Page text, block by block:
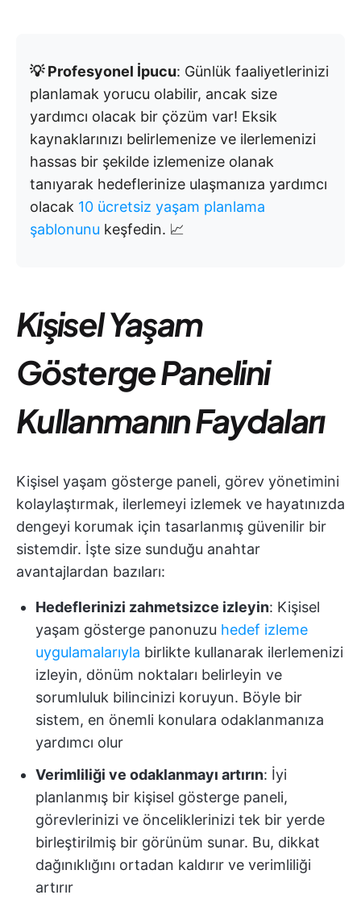
💡 Profesyonel İpucu: Günlük faaliyetlerinizi
planlamak yorucu olabilir, ancak size
yardımcı olacak bir çözüm var! Eksik
kaynaklarınızı belirlemenize ve ilerlemenizi
hassas bir şekilde izlemenize olanak
tanıyarak hedeflerinize ulaşmanıza yardımcı
olacak 10 ücretsiz yaşam planlama
şablonunu keşfedin. 📈
Kişisel Yaşam
Gösterge Panelini
Kullanmanın Faydaları
Kişisel yaşam gösterge paneli, görev yönetimini
kolaylaştırmak, ilerlemeyi izlemek ve hayatınızda
dengeyi korumak için tasarlanmış güvenilir bir
sistemdir. İşte size sunduğu anahtar
avantajlardan bazıları:
Hedeflerinizi zahmetsizce izleyin: Kişisel
yaşam gösterge panonuzu hedef izleme
uygulamalarıyla birlikte kullanarak ilerlemenizi
izleyin, dönüm noktaları belirleyin ve
sorumluluk bilincinizi koruyun. Böyle bir
sistem, en önemli konulara odaklanmanıza
yardımcı olur
Verimliliği ve odaklanmayı artırın: İyi
planlanmış bir kişisel gösterge paneli,
görevlerinizi ve önceliklerinizi tek bir yerde
birleştirilmiş bir görünüm sunar. Bu, dikkat
dağınıklığını ortadan kaldırır ve verimliliği
artırır